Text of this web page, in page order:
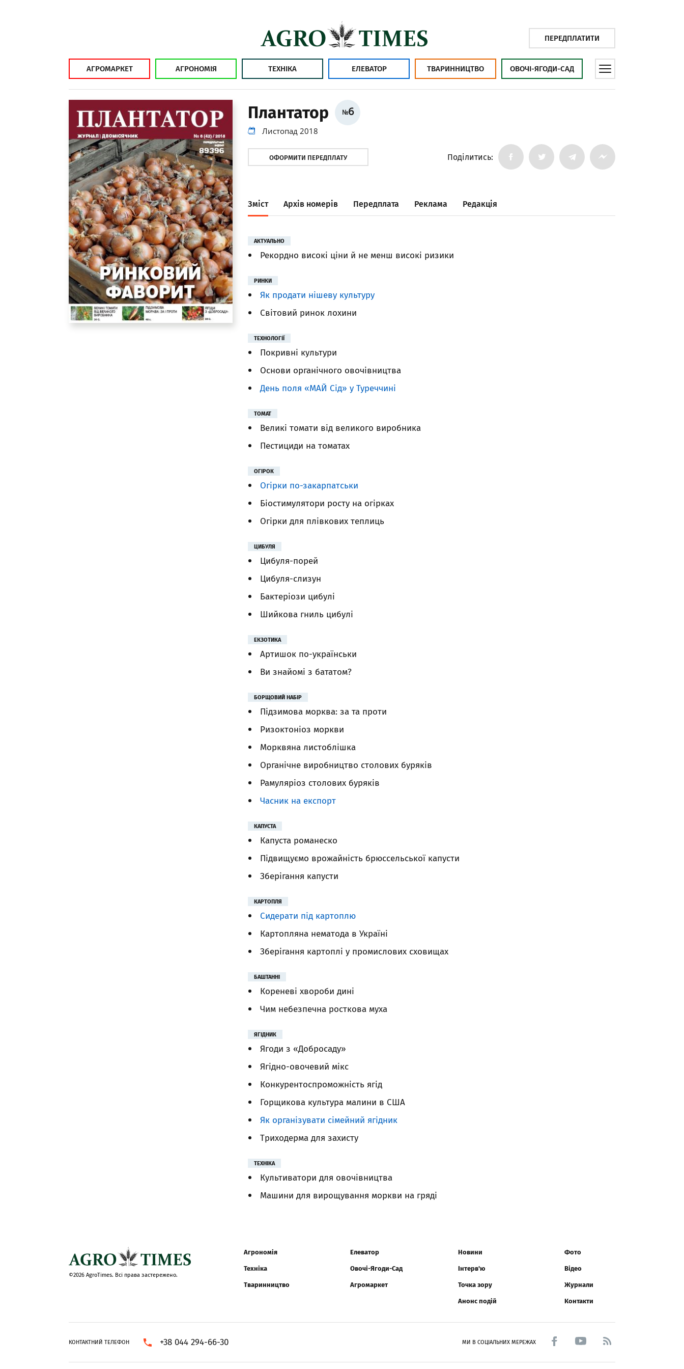
ПЕРЕДПЛАТИТИ
АГРОМАРКЕТ АГРОНОМІЯ ТЕХНІКА ЕЛЕВАТОР ТВАРИННИЦТВО ОВОЧІ-ЯГОДИ-САД
Плантатор №6
Листопад 2018
ОФОРМИТИ ПЕРЕДПЛАТУ Поділитись:
Зміст Архів номерів Передплата Реклама Редакція
АКТУАЛЬНО
Рекордно високі ціни й не менш високі ризики
РИНКИ
Як продати нішеву культуру
Світовий ринок лохини
ТЕХНОЛОГІЇ
Покривні культури
Основи органічного овочівництва
День поля «МАЙ Сід» у Туреччині
ТОМАТ
Великі томати від великого виробника
Пестициди на томатах
ОГІРОК
Огірки по-закарпатськи
Біостимулятори росту на огірках
Огірки для плівкових теплиць
ЦИБУЛЯ
Цибуля-порей
Цибуля-слизун
Бактеріози цибулі
Шийкова гниль цибулі
ЕКЗОТИКА
Артишок по-українськи
Ви знайомі з бататом?
БОРЩОВИЙ НАБІР
Підзимова морква: за та проти
Ризоктоніоз моркви
Морквяна листоблішка
Органічне виробництво столових буряків
Рамуляріоз столових буряків
Часник на експорт
КАПУСТА
Капуста романеско
Підвищуємо врожайність брюссельської капусти
Зберігання капусти
КАРТОПЛЯ
Сидерати під картоплю
Картопляна нематода в Україні
Зберігання картоплі у промислових сховищах
БАШТАННІ
Кореневі хвороби дині
Чим небезпечна росткова муха
ЯГІДНИК
Ягоди з «Добросаду»
Ягідно-овочевий мікс
Конкурентоспроможність ягід
Горщикова культура малини в США
Як організувати сімейний ягідник
Триходерма для захисту
ТЕХНІКА
Культиватори для овочівництва
Машини для вирощування моркви на гряді
©2026 AgroTimes. Всі права застережено.
Агрономія
Техніка
Тваринництво
Елеватор
Овочі-Ягоди-Сад
Агромаркет
Новини
Інтерв'ю
Точка зору
Анонс подій
Фото
Відео
Журнали
Контакти
КОНТАКТНИЙ ТЕЛЕФОН +38 044 294-66-30 МИ В СОЦІАЛЬНИХ МЕРЕЖАХ